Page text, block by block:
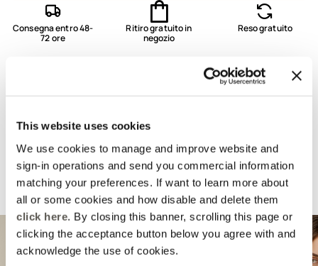
This website uses cookies
We use cookies to manage and improve website and
sign-in operations and send you commercial information
matching your preferences. If want to learn more about
all or some cookies and how disable and delete them
click here. By closing this banner, scrolling this page or
clicking the acceptance button below you agree with and
acknowledge the use of cookies.
Consegna entro 48-
72 ore
Ritiro gratuito in
negozio
Reso gratuito
Spedizione e resi
Suggeriti per te